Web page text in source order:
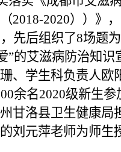
2018-2020））》，
先后组织了8场题为
”的艾滋病防治知
、学生科负责人欧
余名2020级新生参
甘洛县卫生健康局
刘元萍老师为师生